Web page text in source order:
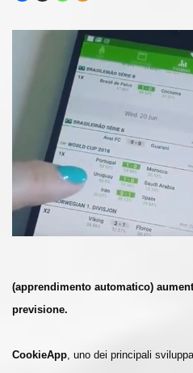
(apprendimento automatico)
previsione.
CookieApp, uno dei principali